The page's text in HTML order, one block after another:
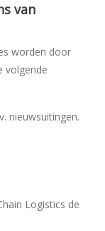
van
worden door
volgende
nieuwsuitingen.
Logistics de